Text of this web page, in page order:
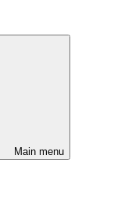
Main menu